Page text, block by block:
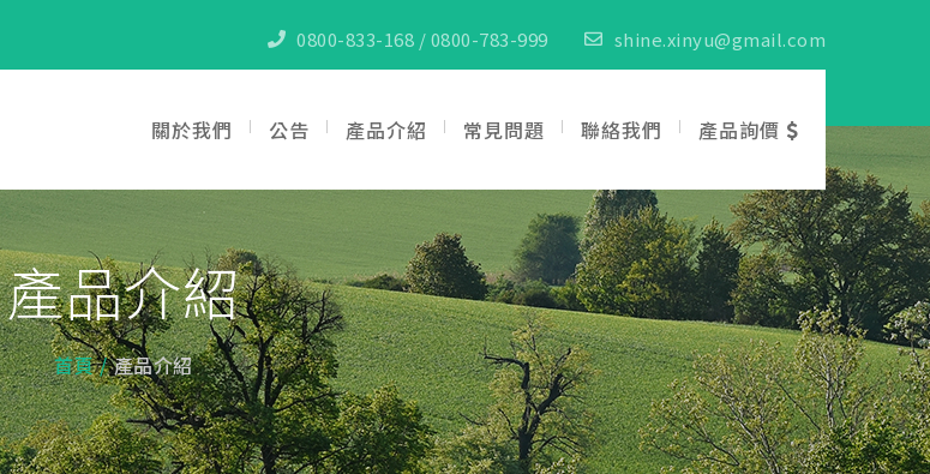
0800-833-168 / 0800-783-999 shine.xinyu@gmail.com
關於我們 公告 產品介紹 常見問題 聯絡我們 產品詢價
產品介紹
首頁 產品介紹